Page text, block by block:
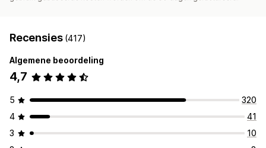
Recensies (417)
Algemene beoordeling
4,7
5
320
4
41
3
10